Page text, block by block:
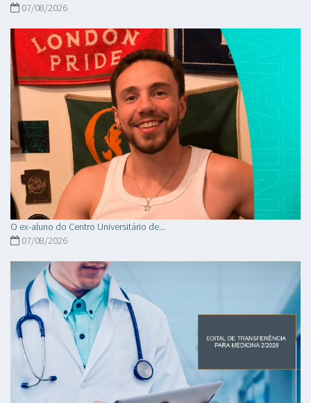
07/08/2026
O ex-aluno do Centro Universitário de...
07/08/2026